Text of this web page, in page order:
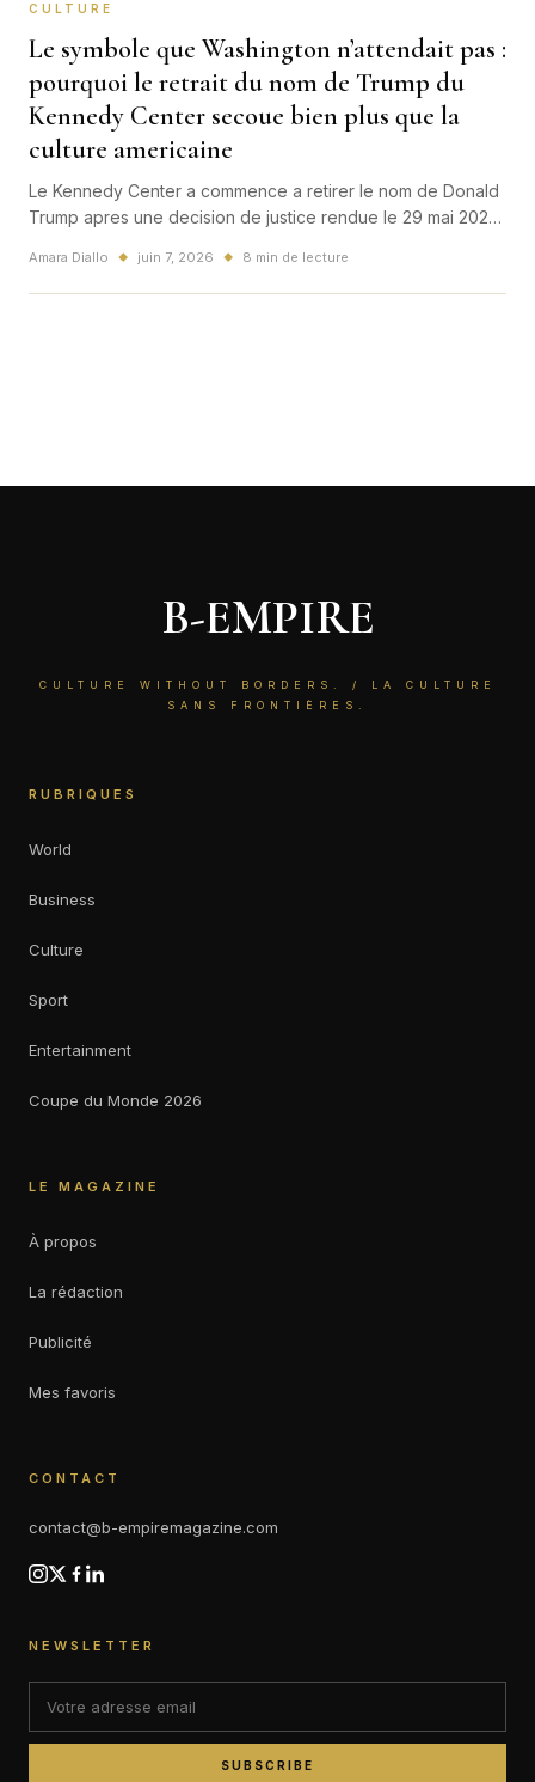
CULTURE
Le symbole que Washington n’attendait pas :
pourquoi le retrait du nom de Trump du
Kennedy Center secoue bien plus que la
culture americaine
Le Kennedy Center a commence a retirer le nom de Donald
Trump apres une decision de justice rendue le 29 mai 2026.
mondial sur la culture, le pouvoir et l'image des institutions.
Amara Diallo ◆ juin 7, 2026 ◆ 8 min de lecture
B-EMPIRE
CULTURE WITHOUT BORDERS. / LA CULTURE
SANS FRONTIÈRES.
RUBRIQUES
World
Business
Culture
Sport
Entertainment
Coupe du Monde 2026
LE MAGAZINE
À propos
La rédaction
Publicité
Mes favoris
CONTACT
contact@b-empiremagazine.com
NEWSLETTER
SUBSCRIBE